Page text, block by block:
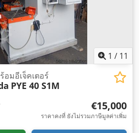
1 / 11
อมอีเจ็คเตอร์
PYE 40 S1M
€15,000
ราคาคงที่ ยังไม่รวมภาษีมูลค่าเพิ่ม